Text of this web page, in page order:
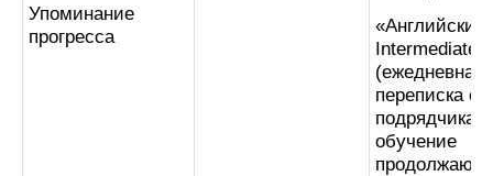
Упоминание
прогресса
Intermediate
(ежедневная
переписка с
обучение
продолжаю)»